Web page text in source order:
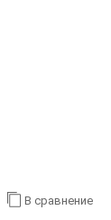
В сравнение